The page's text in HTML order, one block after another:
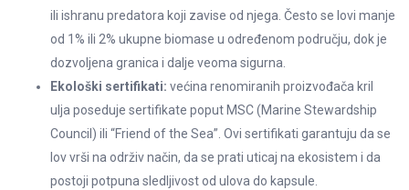
ili ishranu predatora koji zavise od njega. Često se lovi manje
od 1% ili 2% ukupne biomase u određenom području, dok je
dozvoljena granica i dalje veoma sigurna.
Ekološki sertifikati: većina renomiranih proizvođača kril
ulja poseduje sertifikate poput MSC (Marine Stewardship
Council) ili “Friend of the Sea”. Ovi sertifikati garantuju da se
lov vrši na održiv način, da se prati uticaj na ekosistem i da
postoji potpuna sledljivost od ulova do kapsule.